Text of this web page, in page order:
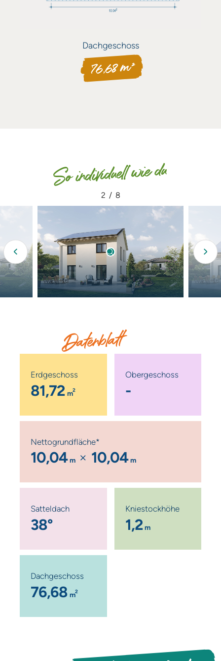
Dachgeschoss
76,68 m²
So individuell wie du
2 / 8
Datenblatt
Erdgeschoss
81,72 m2
Nettogrundfläche*
10,04 m 10,04 m
Obergeschoss
-
Satteldach
38°
Kniestockhöhe
1,2 m
Dachgeschoss
76,68 m2